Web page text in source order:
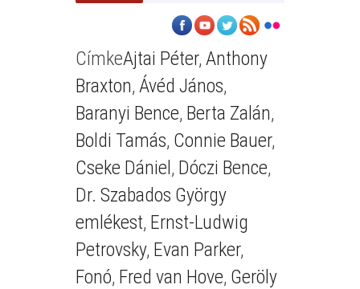
CímkeAjtai Péter, Anthony
Braxton, Ávéd János,
Baranyi Bence, Berta Zalán,
Boldi Tamás, Connie Bauer,
Cseke Dániel , Dóczi Bence,
Dr. Szabados György
emlékest, Ernst-Ludwig
Petrovsky, Evan Parker,
Fonó, Fred van Hove, Geröly